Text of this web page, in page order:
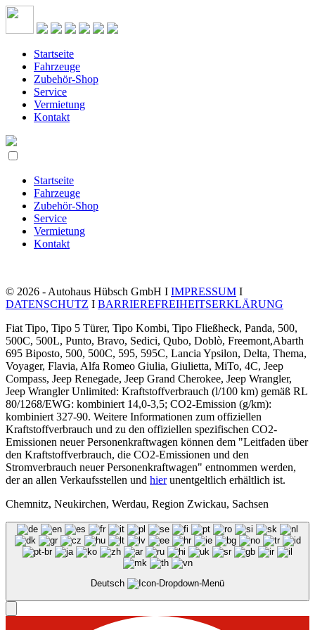
Startseite
Fahrzeuge
Zubehör-Shop
Service
Vermietung
Kontakt
Startseite
Fahrzeuge
Zubehör-Shop
Service
Vermietung
Kontakt
© 2026 - Autohaus Hübsch GmbH I IMPRESSUM I
DATENSCHUTZ I BARRIEREFREIHEITSERKLÄRUNG
Fiat Tipo, Tipo 5 Türer, Tipo Kombi, Tipo Fließheck, Panda, 500,
500C, 500L, Punto, Bravo, Sedici, Qubo, Doblò, Freemont,Abarth
695 Biposto, 500, 500C, 595, 595C, Lancia Ypsilon, Delta, Thema,
Voyager, Flavia, Alfa Romeo Giulia, Giulietta, MiTo, 4C, Jeep
Compass, Jeep Renegade, Jeep Grand Cherokee, Jeep Wrangler,
Jeep Wrangler Unlimited: Kraftstoffverbrauch (l/100 km) gemäß RL
80/1268/EWG: kombiniert 14,0-3,5; CO2-Emission (g/km):
kombiniert 327-90. Weitere Informationen zum offiziellen
Kraftstoffverbrauch und zu den offiziellen spezifischen CO2-
Emissionen neuer Personenkraftwagen können dem "Leitfaden über
den Kraftstoffverbrauch, die CO2-Emissionen und den
Stromverbrauch neuer Personenkraftwagen" entnommen werden,
der an allen Verkaufsstellen und hierunentgeltlich erhältlich ist.
Chemnitz, Neukirchen, Werdau, Region Zwickau, Sachsen
Deutsch